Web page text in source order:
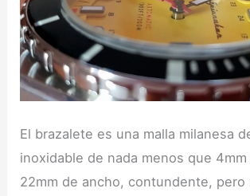
El brazalete es una malla milanesa
inoxidable de nada menos que
22mm de ancho, contundente, pero